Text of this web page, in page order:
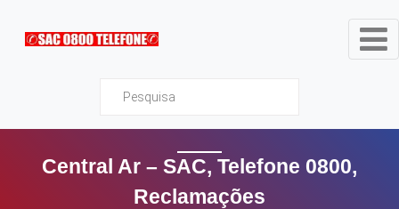
Sac0800Telefone
Central Ar – SAC, Telefone 0800,
Reclamações